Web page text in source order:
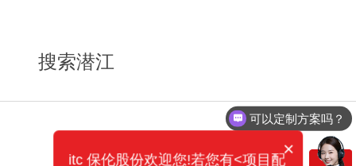
搜索潜江
可以定制方案吗？
×
itc 保伦股份欢迎您!若您有<项目配